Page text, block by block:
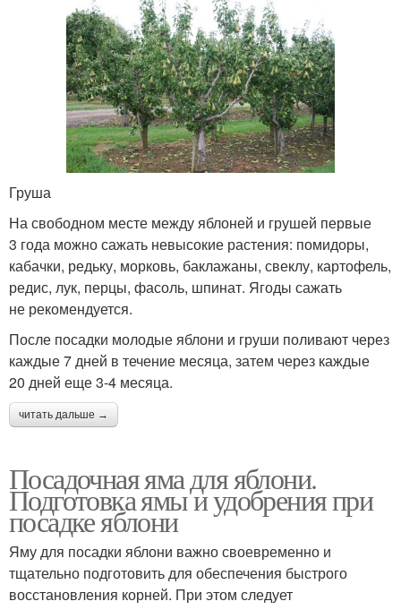
Груша
На свободном месте между яблоней и грушей первые
3 года можно сажать невысокие растения: помидоры,
кабачки, редьку, морковь, баклажаны, свеклу, картофель,
редис, лук, перцы, фасоль, шпинат. Ягоды сажать
не рекомендуется.
После посадки молодые яблони и груши поливают через
каждые 7 дней в течение месяца, затем через каждые
20 дней еще 3-4 месяца.
читать дальше →
Посадочная яма для яблони.
Подготовка ямы и удобрения при
посадке яблони
Яму для посадки яблони важно своевременно и
тщательно подготовить для обеспечения быстрого
восстановления корней. При этом следует